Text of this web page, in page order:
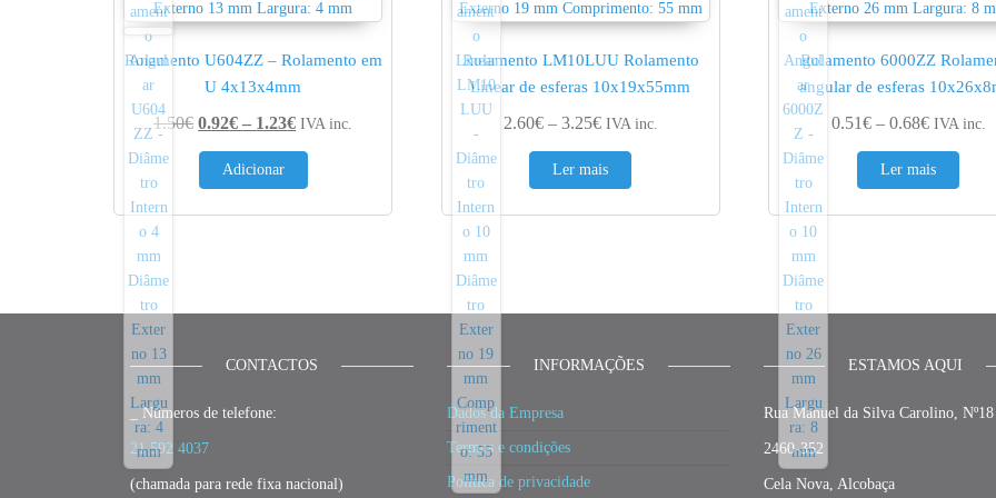
Rolamento U604ZZ – Rolamento em
U 4x13x4mm
1.50€ 0.92€ – 1.23€Price range: 0.92€ through 1.23€
IVA inc.
Adicionar
Rolamento LM10LUU Rolamento
Linear de esferas 10x19x55mm
2.60€ – 3.25€Price range: 2.60€ through 3.25€
IVA inc.
Ler mais
Rolamento 6000ZZ
angular de esferas
0.51€ – 0.68€Price
IVA inc.
Ler mais
CONTACTOS
_ Números de telefone:
21 592 4037
(chamada para rede fixa nacional)
INFORMAÇÕES
Dados da Empresa
Termos e condições
Política de privacidade
ESTAMOS AQUI
Rua Manuel da Silva Carolino, Nº18
2460-352
Cela Nova, Alcobaça